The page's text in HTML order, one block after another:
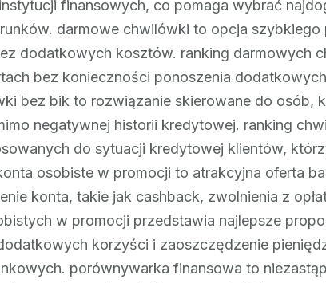
finansowych, co pomaga wybrać
darmowe chwilówki to opcja szybkiego
dodatkowych kosztów. ranking darmowych
bez konieczności ponoszenia
bez bik to rozwiązanie skierowane do osób,
negatywnej historii kredytowej. ranking
do sytuacji kredytowej klientów,
osobiste w promocji to atrakcyjna oferta
konta, takie jak cashback, zwolnienia z
w promocji przedstawia najlepsze
korzyści i zaoszczędzenie
porównywarka finansowa to